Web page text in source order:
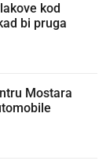
kod
bi pruga